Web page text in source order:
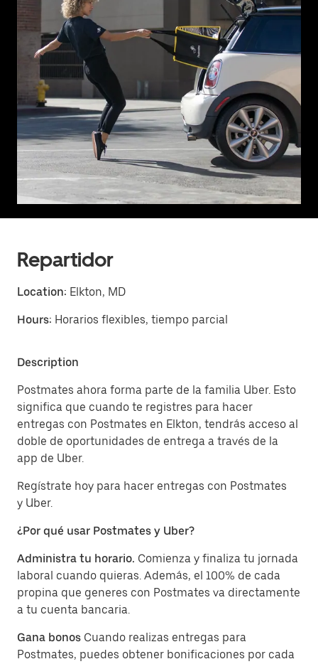
Repartidor
Location: Elkton, MD
Hours: Horarios flexibles, tiempo parcial
Description
Postmates ahora forma parte de la familia Uber. Esto
significa que cuando te registres para hacer
entregas con Postmates en Elkton, tendrás acceso al
doble de oportunidades de entrega a través de la
app de Uber.
Regístrate hoy para hacer entregas con Postmates
y Uber.
¿Por qué usar Postmates y Uber?
Administra tu horario. Comienza y finaliza tu jornada
laboral cuando quieras. Además, el 100% de cada
propina que generes con Postmates va directamente
a tu cuenta bancaria.
Gana bonos Cuando realizas entregas para
Postmates, puedes obtener bonificaciones por cada